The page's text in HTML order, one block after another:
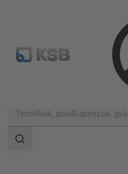
Hírlevél Termékkonfiguráció
tartomány
Keresési